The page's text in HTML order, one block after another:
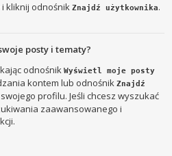
i kliknij odnośnikZnajdź użytkownika.
posty i tematy?
odnośnikWyświetl moje posty
kontem lub odnośnikZnajdź
profilu. Jeśli chcesz wyszukać
zaawansowanego i